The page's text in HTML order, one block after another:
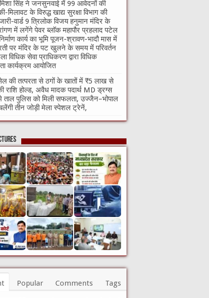
मिशा सिंह ने जनसुनवाई में 99 आवेदनों की
मिलावट के विरुद्ध खाद्य सुरक्षा विभाग की
जारी-वार्ड 9 त्रिलोक विजय हनुमान मंदिर के
में लगेंगे पेवर ब्लॉक महापौर प्रहलाद पटेल
कार्य का भूमि पूजन-श्रावण-भादौ मास में
पर मंदिर के पट खुलने के समय में परिवर्तन
विधिक सेवा प्राधिकरण द्वारा विधिक
कार्यक्रम आयोजित
की तत्परता से ठगों के खातों में ₹5 लाख से
राशि होल्ड, अवैध मादक पदार्थ MD ड्रग्स
पुलिस को मिली सफलता, उज्जैन–भोपाल
तीन जोड़ी मेला स्पेशल ट्रेनें,
Popular Comments Tags